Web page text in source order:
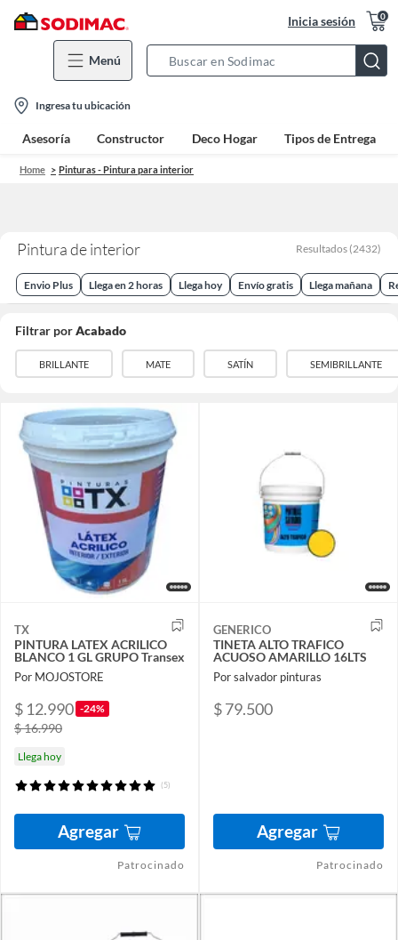
Inicia sesión 0
Menú
Bar
location-
icon
Ingresa tu ubicación
Asesoría Constructor Deco Hogar Tipos de Entrega
Home Pinturas - Pintura para interior
Pintura de interior Resultados (2432)
Envio Plus Llega en 2 horas Llega hoy Envío gratis Llega mañana
Filtrar porAcabado
BRILLANTE MATE SATÍN SEMIBRILLANTE
TX
PINTURA LATEX ACRILICO
BLANCO 1 GL GRUPO Transex
Por MOJOSTORE
$ 12.990 -24%
$ 16.990
Llega hoy
(5)
Agregar
Patrocinado
GENERICO
TINETA ALTO TRAFICO
ACUOSO AMARILLO 16LTS
Por salvador pinturas
$ 79.500
Agregar
Patrocinado